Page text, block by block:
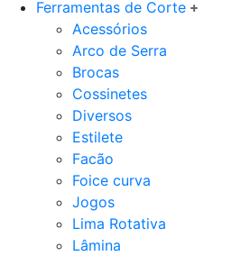
Ferramentas de Corte
Acessórios
Arco de Serra
Brocas
Cossinetes
Diversos
Estilete
Facão
Foice curva
Jogos
Lima Rotativa
Lâmina